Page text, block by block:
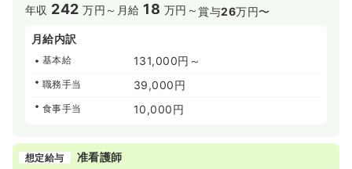
年収 242 万円～ 月給 18 万円～賞与26万円〜
月給内訳
基本給 131,000円～
職務手当 39,000円
食事手当 10,000円
想定給与 准看護師